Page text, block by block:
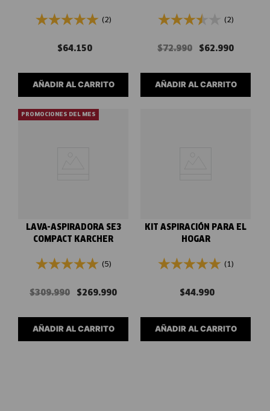
(2)
$64.150
AÑADIR AL CARRITO
(2)
$72.990 $62.990
AÑADIR AL CARRITO
PROMOCIONES DEL MES
LAVA-ASPIRADORA SE3
COMPACT KARCHER
(5)
$309.990 $269.990
AÑADIR AL CARRITO
KIT ASPIRACIÓN PARA EL
HOGAR
(1)
$44.990
AÑADIR AL CARRITO